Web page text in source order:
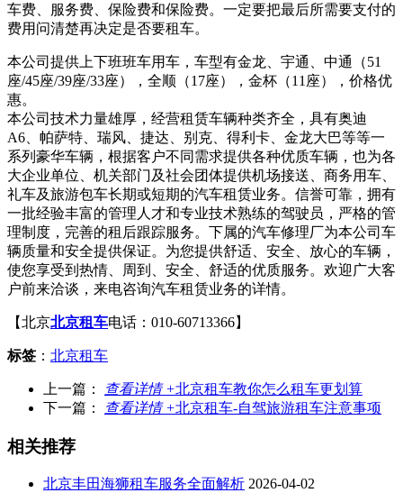
车费、服务费、保险费和保险费。一定要把最后所需要支付的
费用问清楚再决定是否要租车。
本公司提供上下班班车用车，车型有金龙、宇通、中通（51
座/45座/39座/33座），全顺（17座），金杯（11座），价格优
惠。
本公司技术力量雄厚，经营租赁车辆种类齐全，具有奥迪
A6、帕萨特、瑞风、捷达、别克、得利卡、金龙大巴等等一
系列豪华车辆，根据客户不同需求提供各种优质车辆，也为各
大企业单位、机关部门及社会团体提供机场接送、商务用车、
礼车及旅游包车长期或短期的汽车租赁业务。信誉可靠，拥有
一批经验丰富的管理人才和专业技术熟练的驾驶员，严格的管
理制度，完善的租后跟踪服务。下属的汽车修理厂为本公司车
辆质量和安全提供保证。为您提供舒适、安全、放心的车辆，
使您享受到热情、周到、安全、舒适的优质服务。欢迎广大客
户前来洽谈，来电咨询汽车租赁业务的详情。
【北京北京租车电话：010-60713366】
标签 ： 北京租车
上一篇： 查看详情 +北京租车教你怎么租车更划算
下一篇：
查看详情 +北京租车-自驾旅游租车注意事项
相关推荐
北京丰田海狮租车服务全面解析 2026-04-02